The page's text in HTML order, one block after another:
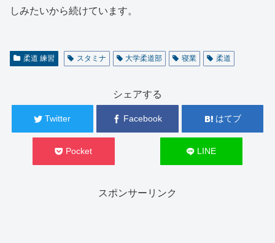
しみたいから続けています。
柔道 練習 スタミナ 大学柔道部 寝業 柔道
シェアする
Twitter Facebook はてブ
Pocket LINE
スポンサーリンク